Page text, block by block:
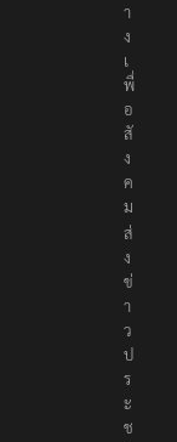
า
ง
เ
พื่
อ
สั
ง
ค
ม
ส่
ง
ข่
า
ว
ป
ร
ะ
ช